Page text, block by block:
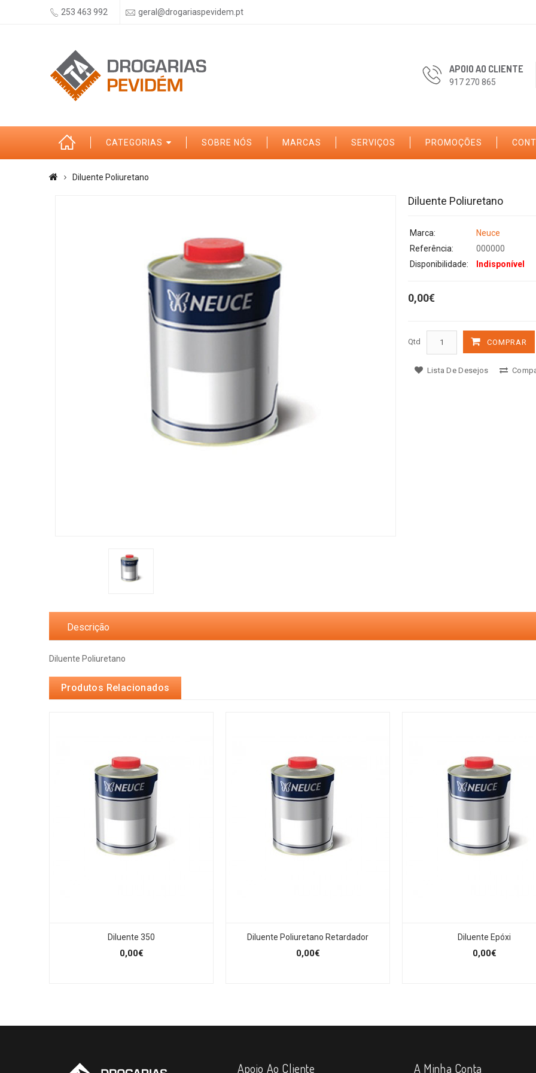
253 463 992 geral@drogariaspevidem.pt
APOIO AO CLIENTE
917 270 865
CATEGORIAS SOBRE NÓS MARCAS SERVIÇOS PROMOÇÕES
Diluente Poliuretano
Diluente Poliuretano
Marca:
Neuce
Referência:
000000
Disponibilidade:
Indisponível
0,00€
Qtd COMPRAR
Lista De Desejos
Descrição
Diluente Poliuretano
Produtos Relacionados
Diluente 350
0,00€
Diluente Poliuretano Retardador
0,00€
Diluente Epóxi
0,00€
Apoio Ao Cliente A Minha Conta